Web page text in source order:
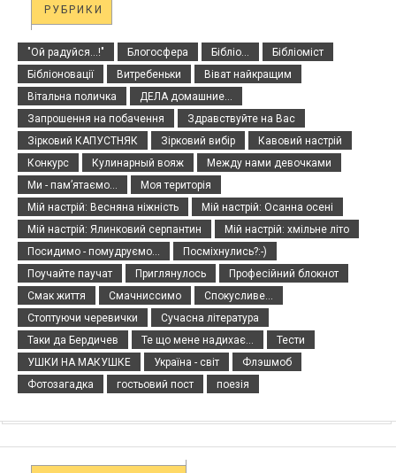
РУБРИКИ
"Ой радуйся...!" Блогосфера Бібліо...
Бібліоміст
Бібліоновації
Витребеньки
Віват найкращим
Вітальна поличка
ДЕЛА домашние...
Запрошення на побачення
Здравствуйте на Вас
Зірковий КАПУСТНЯК
Зірковий вибір
Кавовий настрій
Конкурс
Кулинарный вояж
Между нами девочками
Ми - пам’ятаємо...
Моя територія
Мій настрій: Весняна ніжність
Мій настрій: Осанна осені
Мій настрій: Ялинковий серпантин
Мій настрій: хмільне літо
Посидимо - помудруємо...
Посміхнулись?:-)
Поучайте паучат
Приглянулось
Професійний блокнот
Смак життя
Смачниссимо
Спокусливе...
Стоптуючи черевички
Сучасна література
Таки да Бердичев
Те що мене надихає...
Тести
УШКИ НА МАКУШКЕ
Україна - світ
Флэшмоб
Фотозагадка
гостьовий пост поезія